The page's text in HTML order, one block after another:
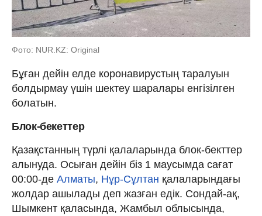
Фото: NUR.KZ: Original
Бұған дейін елде коронавирустың таралуын
болдырмау үшін шектеу шаралары енгізілген
болатын.
Блок-бекеттер
Қазақстанның түрлі қалаларында блок-бекттер
алынуда. Осыған дейін біз 1 маусымда сағат
00:00-де Алматы, Нұр-Сұлтан қалаларындағы
жолдар ашылады деп жазған едік. Сондай-ақ,
Шымкент қаласында, Жамбыл облысында,